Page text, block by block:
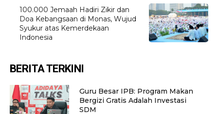
100.000 Jemaah Hadiri Zikir dan
Doa Kebangsaan di Monas, Wujud
Syukur atas Kemerdekaan
Indonesia
BERITA TERKINI
Guru Besar IPB: Program Makan
Bergizi Gratis Adalah Investasi
SDM